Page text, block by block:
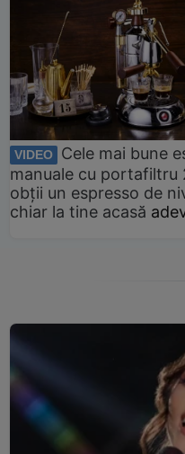
VIDEO
Cele mai bune
manuale cu portafiltru
obții un espresso de
chiar la tine acasă